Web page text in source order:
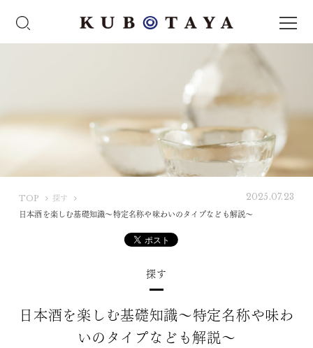
TOP
U
探す
日本酒を楽しむ基礎知識〜特定名称や味わいのタイプなども解説〜
2025.07.23
探す
日本酒を楽しむ基礎知識〜特定名称や味わ
いのタイプなども解説〜